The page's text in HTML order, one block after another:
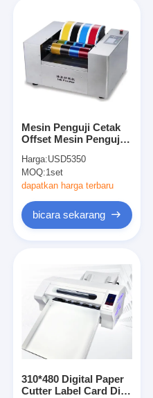
Mesin Penguji Cetak
Offset Mesin Penguji
Harga:USD5350
MOQ:1set
dapatkan harga terbaru
bicara sekarang
310*480 Digital Paper
Cutter Label Card Die